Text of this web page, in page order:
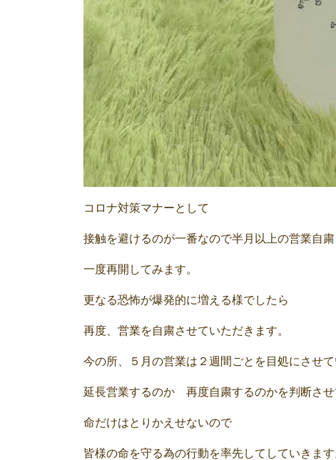
コロナ対策マナーとして
接触を避けるのが一番なので半月以上の営業自
一度再開してみます。
更なる恐怖が爆発的に増える様でしたら
再度、営業を自粛させていただきます。
今の所、５月の営業は２週間ごとを目処にさせて
延長営業するのか 再度自粛するのかを判断させ
命だけはとりかえせないので
皆様の命を守る為の行動を率先してしていきます